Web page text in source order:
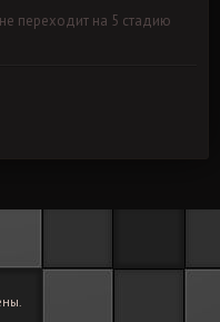
переходит на 5 стадию